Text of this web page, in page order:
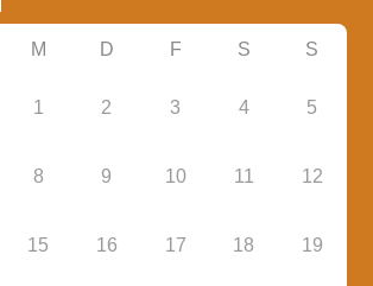
M D F S S
1 2 3 4 5
8 9 10 11 12
15 16 17 18 19